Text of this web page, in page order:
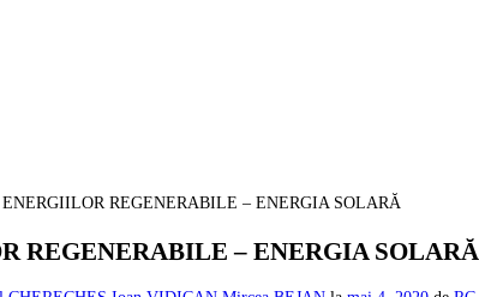
REGENERABILE – ENERGIA SOLARĂ
REGENERABILE – ENERGIA SOLARĂ